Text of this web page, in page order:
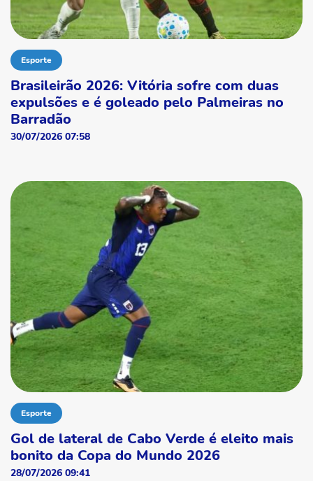
Esporte
Brasileirão 2026: Vitória sofre com duas
expulsões e é goleado pelo Palmeiras no
Barradão
30/07/2026 07:58
Esporte
Gol de lateral de Cabo Verde é eleito mais
bonito da Copa do Mundo 2026
28/07/2026 09:41